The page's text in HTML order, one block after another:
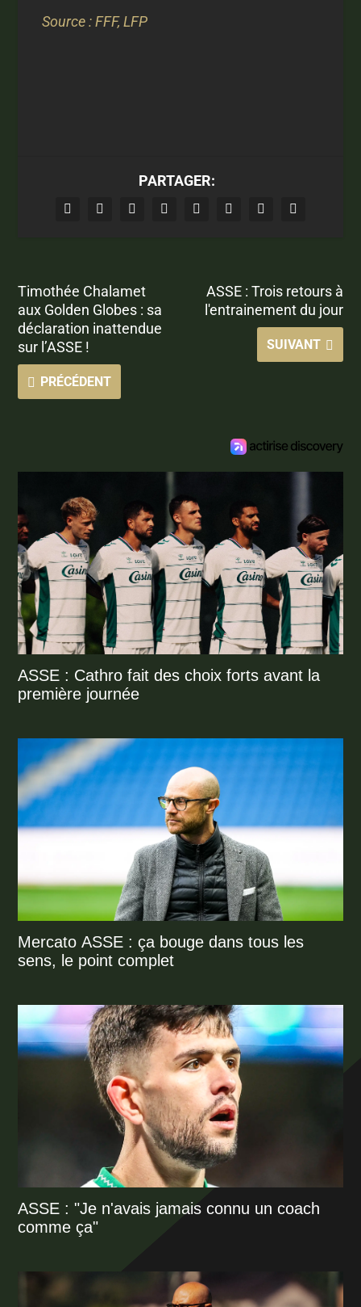
Source : FFF, LFP
PARTAGER:
Timothée Chalamet
aux Golden Globes : sa
déclaration inattendue
sur l’ASSE !
PRÉCÉDENT
ASSE : Trois retours à
l'entrainement du jour
SUIVANT
ASSE : Cathro fait des choix forts avant la
première journée
Mercato ASSE : ça bouge dans tous les
sens, le point complet
ASSE : "Je n'avais jamais connu un coach
comme ça"